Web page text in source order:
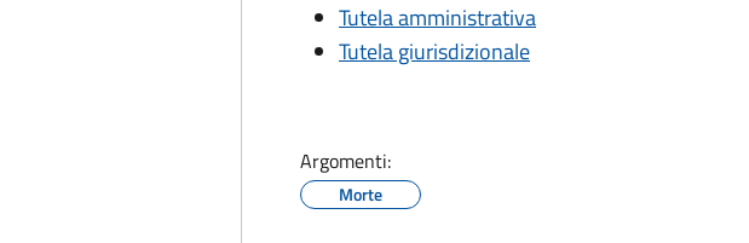
Tutela amministrativa
Tutela giurisdizionale
Argomenti:
Morte